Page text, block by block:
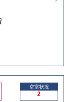
空室状況
2